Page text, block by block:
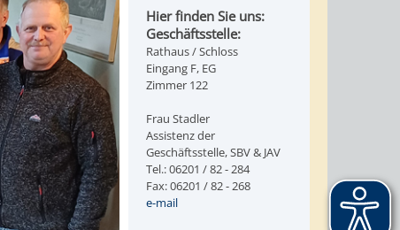
Hier finden Sie uns:
Geschäftsstelle:
Rathaus / Schloss
Eingang F, EG
Zimmer 122
Frau Stadler
Assistenz der
Geschäftsstelle, SBV & JAV
Tel.: 06201 / 82 - 284
Fax: 06201 / 82 - 268
e-mail